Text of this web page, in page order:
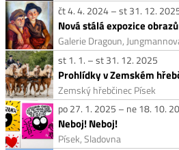
čt 4. 4. 2024 – st 31. 12.
Nová stálá expozice
Galerie Dragoun,
st 1. 1. – st 31. 12. 2025
Prohlídky v Zemském
Zemský hřebčinec Písek
po 27. 1. 2025 – ne 18. 10.
Neboj! Neboj!
Písek, Sladovna